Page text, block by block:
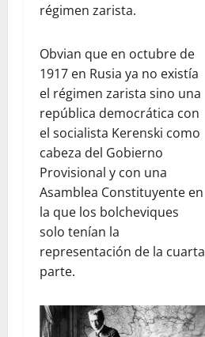
régimen zarista.
Obvian que en octubre de
1917 en Rusia ya no existía
el régimen zarista sino una
república democrática con
el socialista Kerenski como
cabeza del Gobierno
Provisional y con una
Asamblea Constituyente en
la que los bolcheviques
solo tenían la
representación de la cuarta
parte.